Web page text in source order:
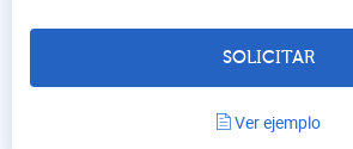
SOLICITAR
Ver ejemplo